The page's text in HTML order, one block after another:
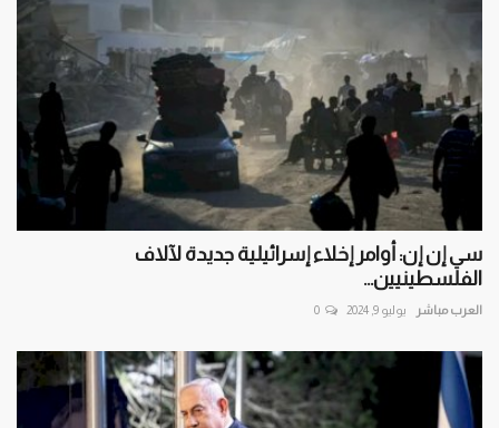
سي إن إن: أوامر إخلاء إسرائيلية جديدة لآلاف
الفلسطينيين...
العرب مباشر يوليو 9, 2024 0